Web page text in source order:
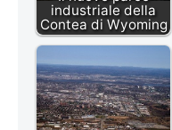
industriale della
Contea di Wyoming